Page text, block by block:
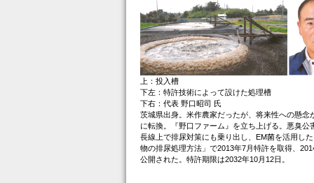
上：投入槽
下左：特許技術によって設けた処理槽
下右：代表 野口昭司 氏
茨城県出身。米作農家だったが、将来性への懸念
に転換。『野口ファーム』を立ち上げる。悪臭公
長線上で排尿対策にも乗り出し、EM菌を活用し
物の排尿処理方法」で2013年7月特許を取得、
公開された。特許期限は2032年10月12日。